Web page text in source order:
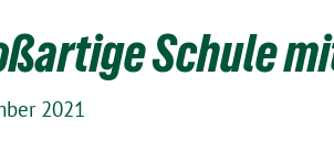
Schule
2021